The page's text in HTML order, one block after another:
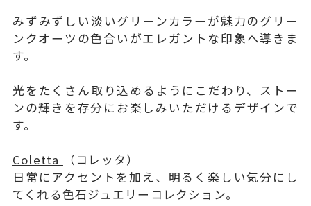
みずみずしい淡いグリーンカラーが魅力のグリー
ンクオーツの色合いがエレガントな印象へ導きま
す。
光をたくさん取り込めるようにこだわり、ストー
ンの輝きを存分にお楽しみいただけるデザインで
す。
Coletta
（コレッタ）
日常にアクセントを加え、明るく楽しい気分にし
てくれる色石ジュエリーコレクション。